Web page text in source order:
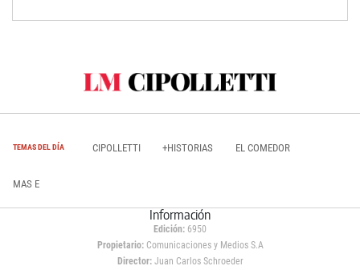
TEMAS DEL DÍA CIPOLLETTI +HISTORIAS EL COMEDOR
MAS E
Información
Edición: 6950
Propietario:Comunicaciones y Medios S.A
Director: Juan Carlos Schroeder